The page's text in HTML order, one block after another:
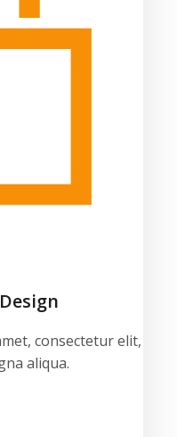
consectetur elit,
aliqua.